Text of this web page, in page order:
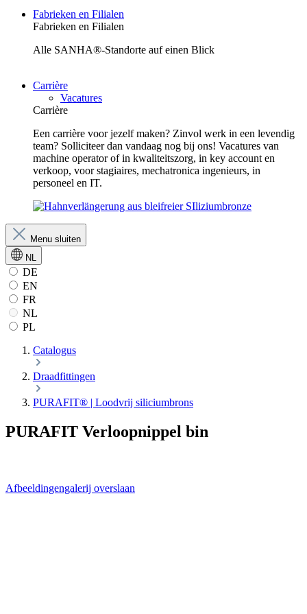
Fabrieken en Filialen
Fabrieken en Filialen
Alle SANHA®-Standorte auf einen Blick
Carrière
Vacatures
Carrière
Een carrière voor jezelf maken? Zinvol werk in een levendig
team? Solliciteer dan vandaag nog bij ons! Vacatures van
machine operator of in kwaliteitszorg, in key account en
verkoop, voor stagiaires, mechatronica ingenieurs, in
personeel en IT.
Menu sluiten
NL
DE
EN
FR
NL
PL
Catalogus
Draadfittingen
PURAFIT® | Loodvrij siliciumbrons
PURAFIT Verloopnippel bin
Afbeeldingengalerij overslaan